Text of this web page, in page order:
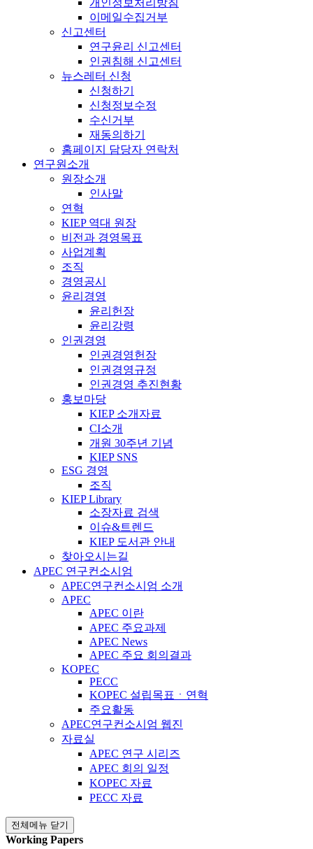
이메일수집거부
신고센터
연구윤리 신고센터
인권침해 신고센터
뉴스레터 신청
신청하기
신청정보수정
수신거부
재동의하기
홈페이지 담당자 연락처
연구원소개
원장소개
인사말
연혁
KIEP 역대 원장
비전과 경영목표
사업계획
조직
경영공시
윤리경영
윤리헌장
윤리강령
인권경영
인권경영헌장
인권경영규정
인권경영 추진현황
홍보마당
KIEP 소개자료
CI소개
개원 30주년 기념
KIEP SNS
ESG 경영
조직
KIEP Library
소장자료 검색
이슈&트렌드
KIEP 도서관 안내
찾아오시는길
APEC 연구컨소시엄
APEC연구컨소시엄 소개
APEC
APEC 이란
APEC 주요과제
APEC News
APEC 주요 회의결과
KOPEC
PECC
KOPEC 설립목표ㆍ연혁
주요활동
APEC연구컨소시엄 웹진
자료실
APEC 연구 시리즈
APEC 회의 일정
KOPEC 자료
PECC 자료
전체메뉴 닫기
Working Papers